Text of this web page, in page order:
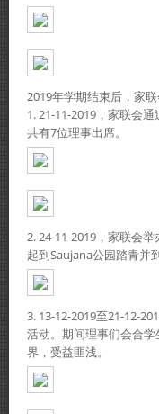
2019年学期结束后，家
1. 21-11-2019，家联会
共有7位理事出席。
2. 24-11-2019，家联会
起到Saujana公园踏青并
3. 13-12-2019至21-12-
活动。期间理事们会合
界，受益匪浅。